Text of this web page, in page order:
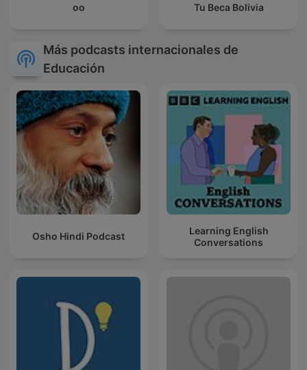
oo Tu Beca Bolivia
Más podcasts internacionales de
Educación
Osho Hindi Podcast
Learning English
Conversations